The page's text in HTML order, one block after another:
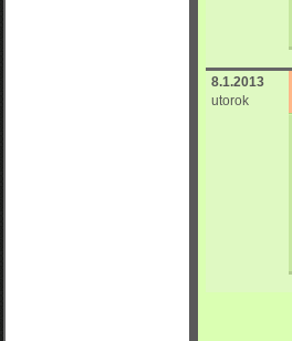
8.1.2013
utorok